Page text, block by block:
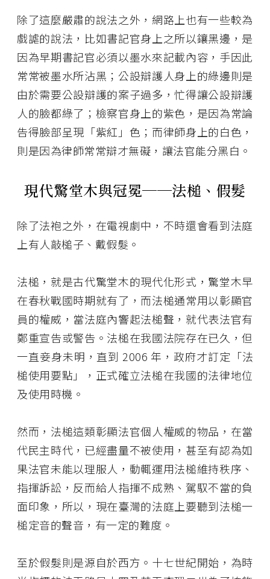
除了這麼嚴肅的說法之外，網路上也有一些較為
戲謔的說法，比如書記官身上之所以鑲黑邊，是
因為早期書記官必須以墨水來記載內容，手因此
常常被墨水所沾黑；公設辯護人身上的綠邊則是
由於需要公設辯護的案子過多，忙得讓公設辯護
人的臉都綠了；檢察官身上的紫色，是因為常論
告得臉部呈現「紫紅」色；而律師身上的白色，
則是因為律師常常辯才無礙，讓法官能分黑白。
現代驚堂木與冠冕──法槌、假髮
除了法袍之外，在電視劇中，不時還會看到法庭
上有人敲槌子、戴假髮。
法槌，就是古代驚堂木的現代化形式，驚堂木早
在春秋戰國時期就有了，而法槌通常用以彰顯官
員的權威，當法庭內響起法槌聲，就代表法官有
鄭重宣告或警告。法槌在我國法院存在已久，但
一直妾身未明，直到 2006 年，政府才訂定「法
槌使用要點」，正式確立法槌在我國的法律地位
及使用時機。
然而，法槌這類彰顯法官個人權威的物品，在當
代民主時代，已經盡量不被使用，甚至有認為如
果法官未能以理服人，動輒運用法槌維持秩序、
指揮訴訟，反而給人指揮不成熟、駕馭不當的負
面印象，所以，現在臺灣的法庭上要聽到法槌一
槌定音的聲音，有一定的難度。
至於假髮則是源自於西方。十七世紀開始，為時